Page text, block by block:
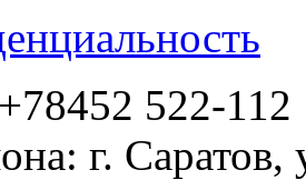
522-112
г. Саратов,